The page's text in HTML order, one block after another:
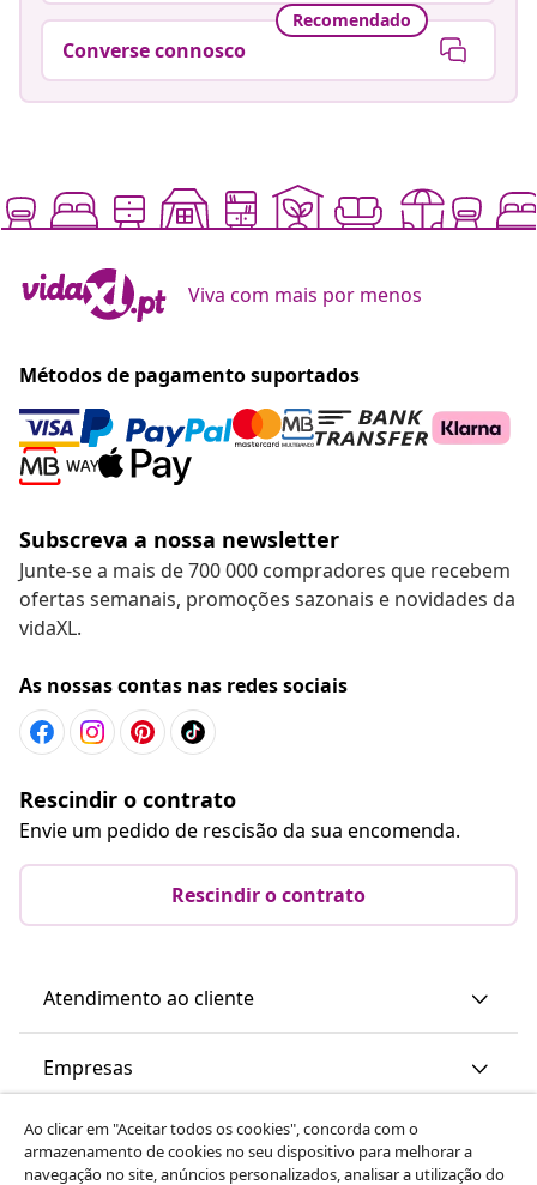
Recomendado
Converse connosco
Viva com mais por menos
Métodos de pagamento suportados
Subscreva a nossa newsletter
Junte-se a mais de 700 000 compradores que recebem
ofertas semanais, promoções sazonais e novidades da
vidaXL.
As nossas contas nas redes sociais
Rescindir o contrato
Envie um pedido de rescisão da sua encomenda.
Rescindir o contrato
Atendimento ao cliente
Empresas
vidaXL
Ao clicar em "Aceitar todos os cookies", concorda com o
armazenamento de cookies no seu dispositivo para melhorar a
navegação no site, anúncios personalizados, analisar a utilização do